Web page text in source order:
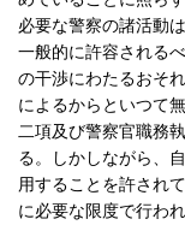
必要な警察の諸活動
一般的に許容される
の干渉にわたるおそ
によるからといつて
二項及び警察官職務
る。しかしながら、
用することを許され
に必要な限度で行わ